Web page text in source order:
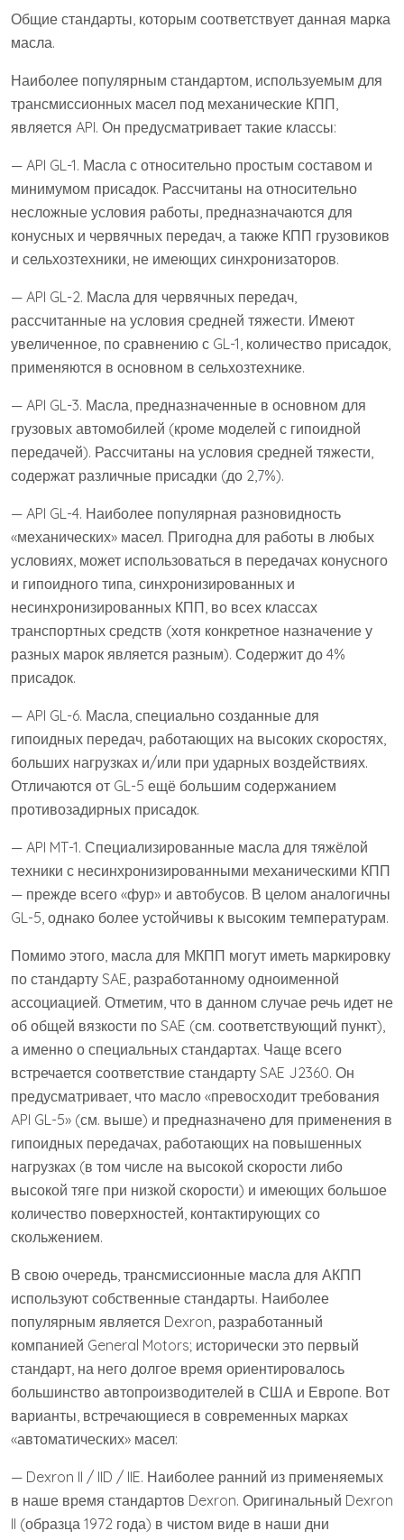
Общие стандарты, которым соответствует данная марка
масла.
Наиболее популярным стандартом, используемым для
трансмиссионных масел под механические КПП,
является API. Он предусматривает такие классы:
— API GL-1. Масла с относительно простым составом и
минимумом присадок. Рассчитаны на относительно
несложные условия работы, предназначаются для
конусных и червячных передач, а также КПП грузовиков
и сельхозтехники, не имеющих синхронизаторов.
— API GL-2. Масла для червячных передач,
рассчитанные на условия средней тяжести. Имеют
увеличенное, по сравнению с GL-1, количество присадок,
применяются в основном в сельхозтехнике.
— API GL-3. Масла, предназначенные в основном для
грузовых автомобилей (кроме моделей с гипоидной
передачей). Рассчитаны на условия средней тяжести,
содержат различные присадки (до 2,7%).
— API GL-4. Наиболее популярная разновидность
«механических» масел. Пригодна для работы в любых
условиях, может использоваться в передачах конусного
и гипоидного типа, синхронизированных и
несинхронизированных КПП, во всех классах
транспортных средств (хотя конкретное назначение у
разных марок является разным). Содержит до 4%
присадок.
— API GL-6. Масла, специально созданные для
гипоидных передач, работающих на высоких скоростях,
больших нагрузках и/или при ударных воздействиях.
Отличаются от GL-5 ещё большим содержанием
противозадирных присадок.
— API MT-1. Специализированные масла для тяжёлой
техники с несинхронизированными механическими КПП
— прежде всего «фур» и автобусов. В целом аналогичны
GL-5, однако более устойчивы к высоким температурам.
Помимо этого, масла для МКПП могут иметь маркировку
по стандарту SAE, разработанному одноименной
ассоциацией. Отметим, что в данном случае речь идет не
об общей вязкости по SAE (см. соответствующий пункт),
а именно о специальных стандартах. Чаще всего
встречается соответствие стандарту SAE J2360. Он
предусматривает, что масло «превосходит требования
API GL-5» (см. выше) и предназначено для применения в
гипоидных передачах, работающих на повышенных
нагрузках (в том числе на высокой скорости либо
высокой тяге при низкой скорости) и имеющих большое
количество поверхностей, контактирующих со
скольжением.
В свою очередь, трансмиссионные масла для АКПП
используют собственные стандарты. Наиболее
популярным является Dexron, разработанный
компанией General Motors; исторически это первый
стандарт, на него долгое время ориентировалось
большинство автопроизводителей в США и Европе. Вот
варианты, встречающиеся в современных марках
«автоматических» масел:
— Dexron II / IID / IIE. Наиболее ранний из применяемых
в наше время стандартов Dexron. Оригинальный Dexron
II (образца 1972 года) в чистом виде в наши дни